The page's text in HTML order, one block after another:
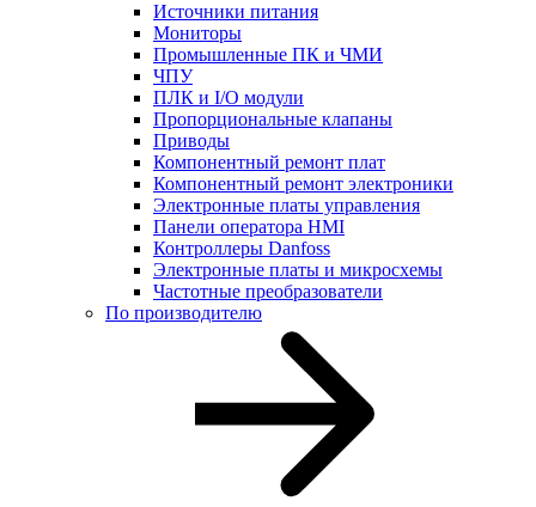
Источники питания
Мониторы
Промышленные ПК и ЧМИ
ЧПУ
ПЛК и I/O модули
Пропорциональные клапаны
Приводы
Компонентный ремонт плат
Компонентный ремонт электроники
Электронные платы управления
Панели оператора HMI
Контроллеры Danfoss
Электронные платы и микросхемы
Частотные преобразователи
По производителю